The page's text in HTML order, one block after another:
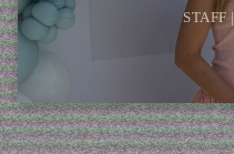
STAFF